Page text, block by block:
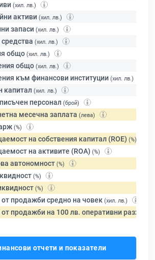
(хил. лв.)
активи (хил. лв.)
запаси (хил. лв.)
(хил. лв.)
общо (хил. лв.)
общо (хил. лв.)
към финансови институции (хил. лв.)
капитал (хил. лв.)
персонал (брой)
месечна заплата (лева)
(%)
на собствения капитал (ROE) (%)
на активите (ROA) (%)
автономност (%)
(%)
(%)
от продажби средно на човек (хил. лв.)
продажби на 100 лв. оперативни разходи
отчети и показатели